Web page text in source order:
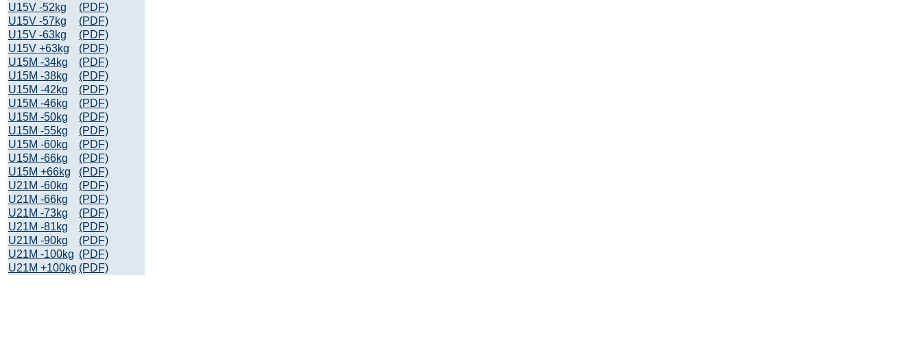
U15V -52kg
(PDF)
U15V -57kg
(PDF)
U15V -63kg
(PDF)
U15V +63kg
(PDF)
U15M -34kg
(PDF)
U15M -38kg
(PDF)
U15M -42kg
(PDF)
U15M -46kg
(PDF)
U15M -50kg
(PDF)
U15M -55kg
(PDF)
U15M -60kg
(PDF)
U15M -66kg
(PDF)
U15M +66kg
(PDF)
U21M -60kg
(PDF)
U21M -66kg
(PDF)
U21M -73kg
(PDF)
U21M -81kg
(PDF)
U21M -90kg
(PDF)
U21M -100kg (PDF)
U21M +100kg (PDF)